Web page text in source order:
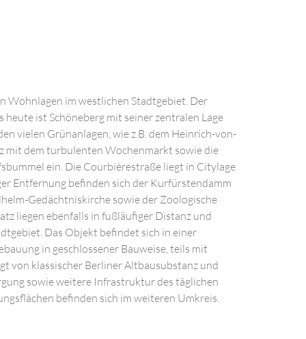
Wohnlagen im westlichen Stadtgebiet. Der
ist Schöneberg mit seiner zentralen Lage
vielen Grünanlagen, wie z.B. dem Heinrich-von-
dem turbulenten Wochenmarkt sowie die
ein. Die Courbièrestraße liegt in Citylage
Entfernung befinden sich der Kurfürstendamm
Gedächtniskirche sowie der Zoologische
liegen ebenfalls in fußläufiger Distanz und
Das Objekt befindet sich in einer
in geschlossener Bauweise, teils mit
von klassischer Berliner Altbausubstanz und
sowie weitere Infrastruktur des täglichen
befinden sich im weiteren Umkreis.